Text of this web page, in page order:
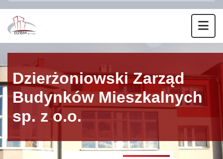
Dzierżoniowski Zarząd
Budynków Mieszkalnych
sp. z o.o.